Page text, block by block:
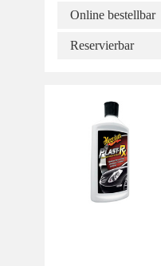
Online bestellbar
Reservierbar